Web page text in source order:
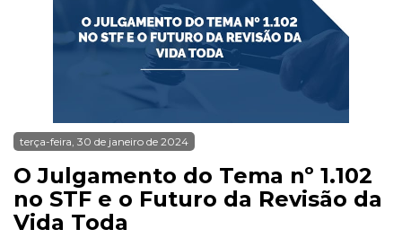
terça-feira, 30 de janeiro de 2024
O Julgamento do Tema nº 1.102
no STF e o Futuro da Revisão da
Vida Toda